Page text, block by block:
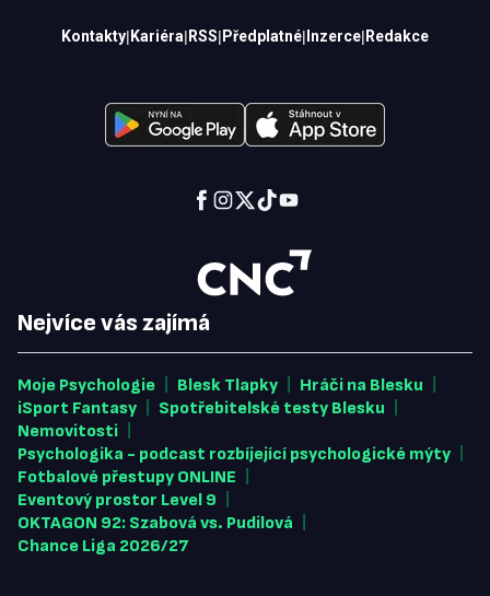
Nejvíce vás zajímá
Moje Psychologie Blesk Tlapky Hráči na Blesku
iSport Fantasy Spotřebitelské testy Blesku
Nemovitosti
Psychologika - podcast rozbíjející psychologické mýty
Fotbalové přestupy ONLINE
Eventový prostor Level 9
OKTAGON 92: Szabová vs. Pudilová
Chance Liga 2026/27
Kontakty| Kariéra| RSS| Předplatné| Inzerce| Redakce